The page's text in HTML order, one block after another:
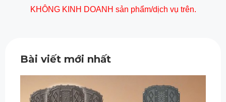
KHÔNG KINH DOANH sản phẩm/dịch vụ trên.
Bài viết mới nhất